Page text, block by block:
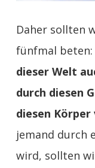
Daher sollten
fünfmal beten:
dieser Welt
durch diesen
diesen
jemand durch
wird, sollten